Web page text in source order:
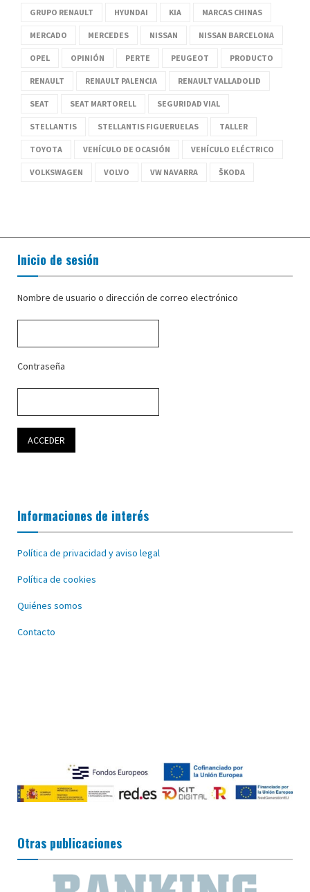
GRUPO RENAULT HYUNDAI KIA MARCAS CHINAS
MERCADO MERCEDES NISSAN NISSAN BARCELONA
OPEL OPINIÓN PERTE PEUGEOT PRODUCTO
RENAULT RENAULT PALENCIA RENAULT VALLADOLID
SEAT SEAT MARTORELL SEGURIDAD VIAL
STELLANTIS STELLANTIS FIGUERUELAS TALLER
TOYOTA VEHÍCULO DE OCASIÓN VEHÍCULO ELÉCTRICO
VOLKSWAGEN VOLVO VW NAVARRA ŠKODA
Inicio de sesión
Nombre de usuario o dirección de correo electrónico
Contraseña
Informaciones de interés
Política de privacidad y aviso legal
Política de cookies
Quiénes somos
Contacto
Otras publicaciones